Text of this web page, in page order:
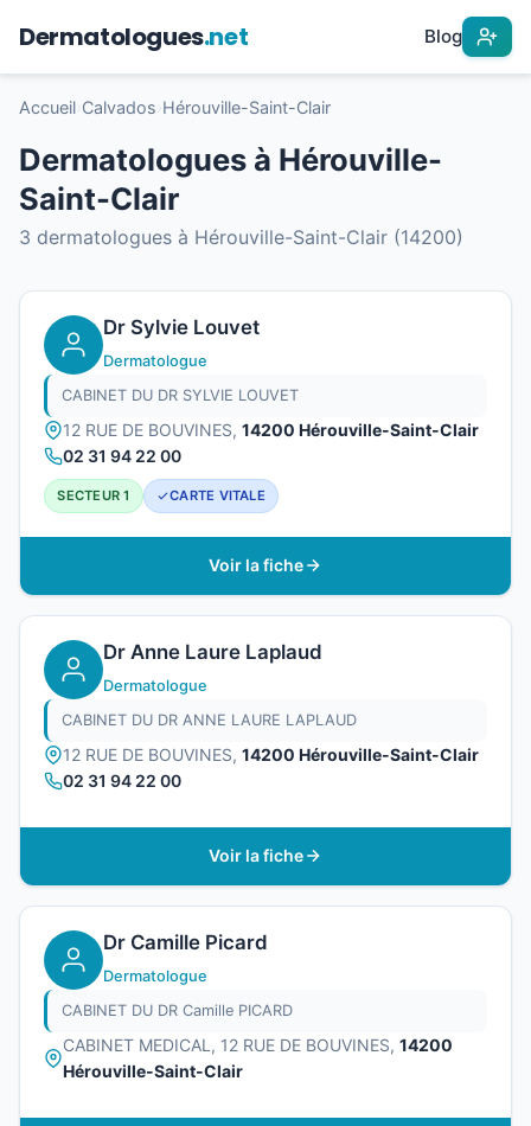
Dermatologues.net Blog
Accueil Calvados Hérouville-Saint-Clair
Dermatologues à Hérouville-
Saint-Clair
3 dermatologues à Hérouville-Saint-Clair (14200)
Dr Sylvie Louvet
Dermatologue
CABINET DU DR SYLVIE LOUVET
12 RUE DE BOUVINES, 14200 Hérouville-Saint-Clair
02 31 94 22 00
SECTEUR 1 CARTE VITALE
Voir la fiche
Dr Anne Laure Laplaud
Dermatologue
CABINET DU DR ANNE LAURE LAPLAUD
12 RUE DE BOUVINES, 14200 Hérouville-Saint-Clair
02 31 94 22 00
Voir la fiche
Dr Camille Picard
Dermatologue
CABINET DU DR Camille PICARD
CABINET MEDICAL, 12 RUE DE BOUVINES, 14200
Hérouville-Saint-Clair